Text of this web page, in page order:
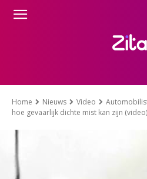
Home Nieuws Video
hoe gevaarlijk dichte mist kan zijn (video)